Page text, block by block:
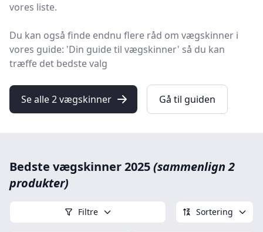
vores liste.
Du kan også finde endnu flere råd om vægskinner i
vores guide: 'Din guide til vægskinner' så du kan
træffe det bedste valg
Se alle 2 vægskinner Gå til guiden
Bedste vægskinner 2025(sammenlign 2
produkter)
Filtre Sortering